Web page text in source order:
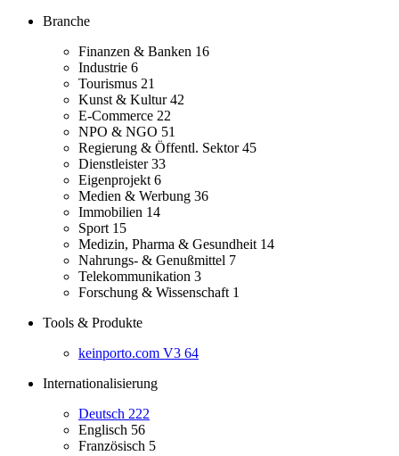
Branche
Finanzen & Banken 16
Industrie 6
Tourismus 21
Kunst & Kultur42
E-Commerce 22
NPO & NGO 51
Regierung & Öffentl. Sektor45
Dienstleister33
Eigenprojekt 6
Medien & Werbung 36
Immobilien 14
Sport 15
Medizin, Pharma & Gesundheit 14
Nahrungs- & Genußmittel 7
Telekommunikation 3
Forschung & Wissenschaft 1
Tools & Produkte
keinporto.com V3 64
Internationalisierung
Deutsch 222
Englisch 56
Französisch 5